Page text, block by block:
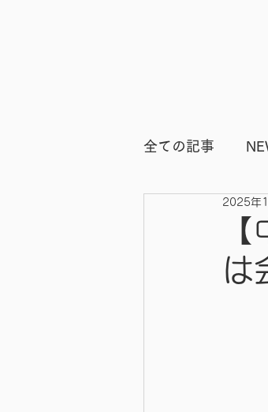
全ての記事
ビフォーアフ
は
2025年